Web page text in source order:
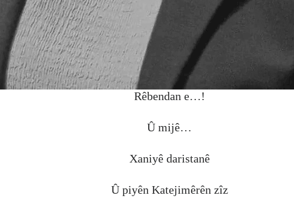
Rêbendan e…!
Û mijê…
Xaniyê daristanê
Û piyên Katejimêrên zîz